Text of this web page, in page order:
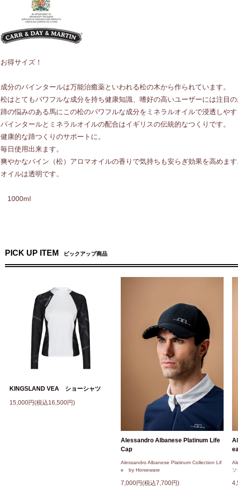
お得サイズ！
成分のパインタールは万能治癒薬といわれる松の木から作られています。
松はとてもパワフルな成分を持ち健康知識、嗜好の高いユーザーには注目の
蹄の悩みのある馬にこの松のパワフルな成分をミネラルオイルで浸透しや
パインタールとミネラルオイルの配合はイギリスの伝統的なつくりです。
健康的な蹄つくりのサポートに。
毎日使用出来ます。
爽やかなパイン（松）アロマオイルの香りで気持ちも安らぎ効果を高めます
オイルは透明です。
1000ml
PICK UP ITEM ピックアップ商品
KINGSLAND VEA ショーシャツ
15,000円(税込16,500円)
Alessandro Albanese Platinum Life
Cap
Alessandro Albanese Platinum Collection Lif
e by Horseware
7,000円(税込7,700円)
ソ